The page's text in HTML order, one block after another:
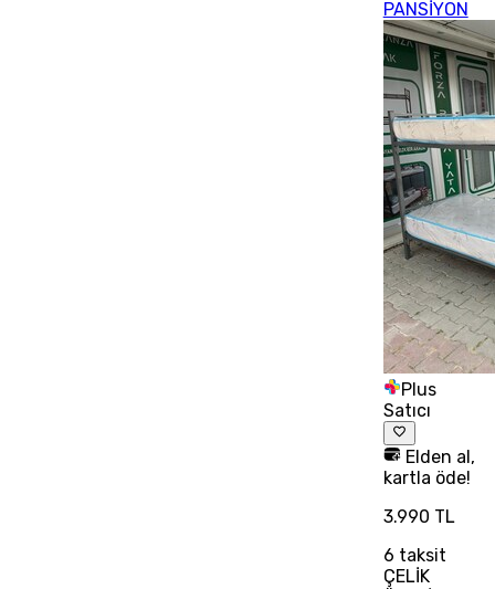
PANSİYON
Plus
Satıcı
Elden al,
kartla öde!
3.990 TL
6 taksit
ÇELİK